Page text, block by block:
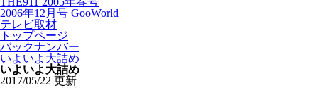
2006年12月号 GooWorld
テレビ取材
トップページ
バックナンバー
いよいよ大詰め
いよいよ大詰め
2017/05/22 更新